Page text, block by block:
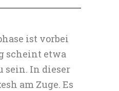
ist vorbei
scheint etwa
sein. In dieser
am Zuge. Es